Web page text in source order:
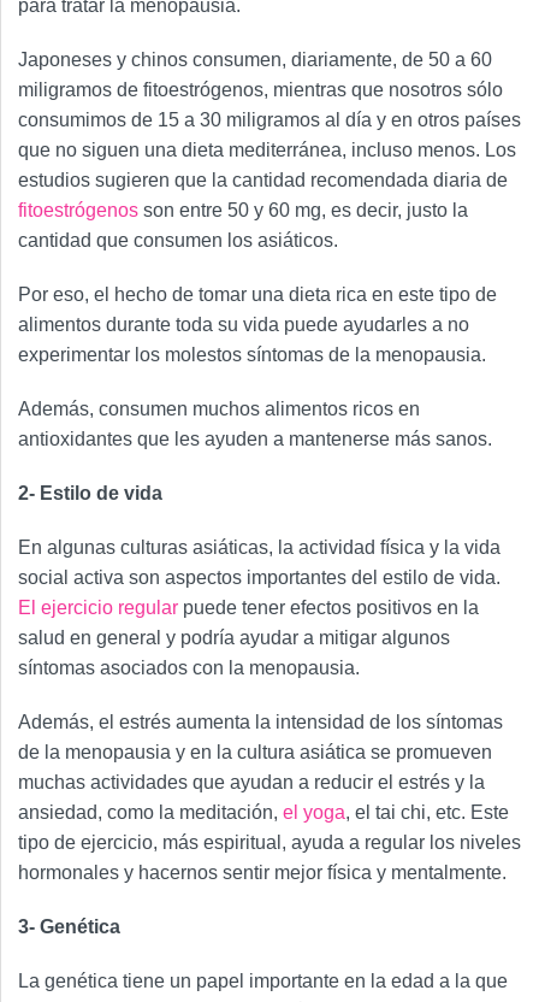
para tratar la menopausia.
Japoneses y chinos consumen, diariamente, de 50 a 60
miligramos de fitoestrógenos, mientras que nosotros sólo
consumimos de 15 a 30 miligramos al día y en otros países
que no siguen una dieta mediterránea, incluso menos. Los
estudios sugieren que la cantidad recomendada diaria de
fitoestrógenos son entre 50 y 60 mg, es decir, justo la
cantidad que consumen los asiáticos.
Por eso, el hecho de tomar una dieta rica en este tipo de
alimentos durante toda su vida puede ayudarles a no
experimentar los molestos síntomas de la menopausia.
Además, consumen muchos alimentos ricos en
antioxidantes que les ayuden a mantenerse más sanos.
2- Estilo de vida
En algunas culturas asiáticas, la actividad física y la vida
social activa son aspectos importantes del estilo de vida.
El ejercicio regular puede tener efectos positivos en la
salud en general y podría ayudar a mitigar algunos
síntomas asociados con la menopausia.
Además, el estrés aumenta la intensidad de los síntomas
de la menopausia y en la cultura asiática se promueven
muchas actividades que ayudan a reducir el estrés y la
ansiedad, como la meditación, el yoga, el tai chi, etc. Este
tipo de ejercicio, más espiritual, ayuda a regular los niveles
hormonales y hacernos sentir mejor física y mentalmente.
3- Genética
La genética tiene un papel importante en la edad a la que